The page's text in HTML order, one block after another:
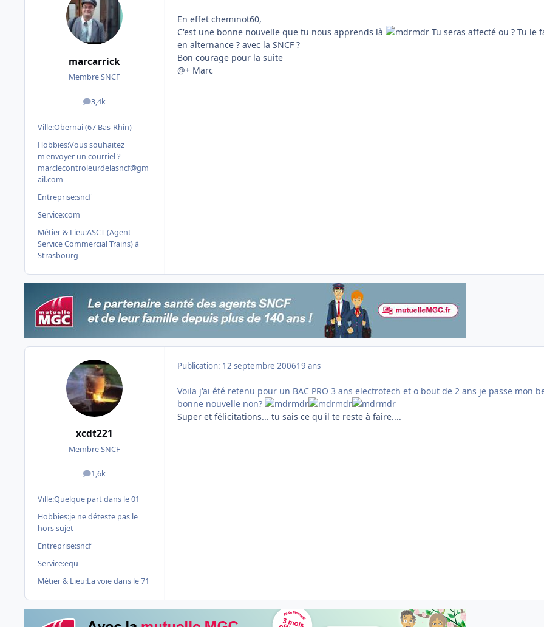
marcarrick
Membre SNCF
3,4k
messages
Ville:Obernai (67 Bas-Rhin)
Hobbies:Vous souhaitez
m'envoyer un courriel ?
marclecontroleurdelasncf@gm
ail.com
Entreprise:sncf
Service:com
Métier & Lieu:ASCT (Agent
Service Commercial Trains) à
Strasbourg
En effet cheminot60,
C'est une bonne nouvelle que tu nous apprends là
Tu seras affecté ou ? Tu le
en alternance ? avec la SNCF ?
Bon courage pour la suite
@+ Marc
xcdt221
Membre SNCF
1,6k
messages
Ville:Quelque part dans le 01
Hobbies:je ne déteste pas le
hors sujet
Entreprise:sncf
Service:equ
Métier & Lieu:La voie dans le 71
Publication: 12 septembre 200619 ans
Voila j'ai été retenu pour un BAC PRO 3 ans electrotech et o bout de 2 ans je passe mon
bonne nouvelle non?
Super et félicitations... tu sais ce qu'il te reste à faire....